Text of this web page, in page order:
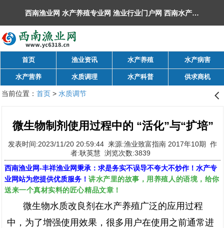
西南渔业网 水产养殖专业网 渔业行业门户网 ​西南水产网 丰祥渔业网 永川水花网，欢迎光临！
首页 渔业资讯 水产养殖 水产病害
水产营养 水质调理 水产科普 供求商机
当前位置： 首页> 水质调节 󰊒
微生物制剂使用过程中的 “活化”与“扩培”
发表时间:2023/11/20 20:59:44 来源:渔业致富指南 2017年10期 作
者:耿英慧 浏览次数:3839
西南渔业网-丰祥渔业网秉承：求是务实不误导不夸大不炒作！水产专
业网站为您提供优质服务！ 讲水产里的故事，用养殖人的语境，给你
送来一个真材实料的匠心精品文章！
微生物水质改良剂在水产养殖广泛的应用过程
中，为了增强使用效果，很多用户在使用之前通常进